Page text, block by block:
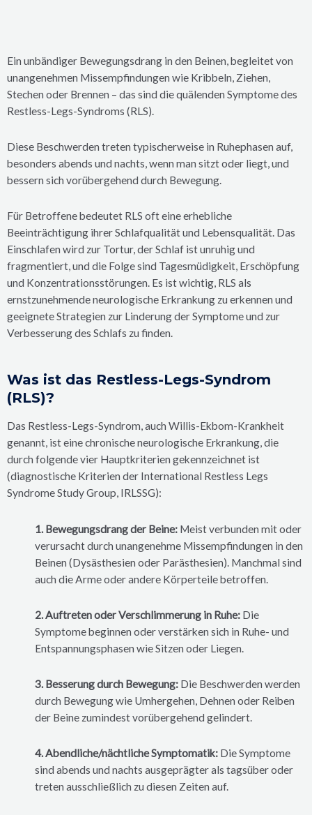
Ein unbändiger Bewegungsdrang in den Beinen, begleitet von
unangenehmen Missempfindungen wie Kribbeln, Ziehen,
Stechen oder Brennen – das sind die quälenden Symptome des
Restless-Legs-Syndroms (RLS).
Diese Beschwerden treten typischerweise in Ruhephasen auf,
besonders abends und nachts, wenn man sitzt oder liegt, und
bessern sich vorübergehend durch Bewegung.
Für Betroffene bedeutet RLS oft eine erhebliche
Beeinträchtigung ihrer Schlafqualität und Lebensqualität. Das
Einschlafen wird zur Tortur, der Schlaf ist unruhig und
fragmentiert, und die Folge sind Tagesmüdigkeit, Erschöpfung
und Konzentrationsstörungen. Es ist wichtig, RLS als
ernstzunehmende neurologische Erkrankung zu erkennen und
geeignete Strategien zur Linderung der Symptome und zur
Verbesserung des Schlafs zu finden.
Was ist das Restless-Legs-Syndrom
(RLS)?
Das Restless-Legs-Syndrom, auch Willis-Ekbom-Krankheit
genannt, ist eine chronische neurologische Erkrankung, die
durch folgende vier Hauptkriterien gekennzeichnet ist
(diagnostische Kriterien der International Restless Legs
Syndrome Study Group, IRLSSG):
1. Bewegungsdrang der Beine: Meist verbunden mit oder
verursacht durch unangenehme Missempfindungen in den
Beinen (Dysästhesien oder Parästhesien). Manchmal sind
auch die Arme oder andere Körperteile betroffen.
2. Auftreten oder Verschlimmerung in Ruhe: Die
Symptome beginnen oder verstärken sich in Ruhe- und
Entspannungsphasen wie Sitzen oder Liegen.
3. Besserung durch Bewegung: Die Beschwerden werden
durch Bewegung wie Umhergehen, Dehnen oder Reiben
der Beine zumindest vorübergehend gelindert.
4. Abendliche/nächtliche Symptomatik: Die Symptome
sind abends und nachts ausgeprägter als tagsüber oder
treten ausschließlich zu diesen Zeiten auf.